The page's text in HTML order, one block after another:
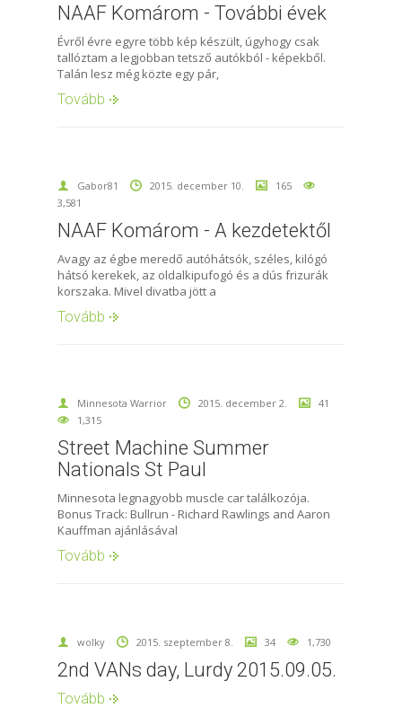
NAAF Komárom - További évek
Évről évre egyre több kép készült, úgyhogy csak
tallóztam a legjobban tetsző autókból - képekből.
Talán lesz még közte egy pár,
Tovább
Gabor81 2015. december 10.
165
3,581
NAAF Komárom - A kezdetektől
Avagy az égbe meredő autóhátsók, széles, kilógó
hátsó kerekek, az oldalkipufogó és a dús frizurák
korszaka. Mivel divatba jött a
Tovább
Minnesota Warrior 2015. december 2.
41
1,315
Street Machine Summer
Nationals St Paul
Minnesota legnagyobb muscle car találkozója.
Bonus Track: Bullrun - Richard Rawlings and Aaron
Kauffman ajánlásával
Tovább
wolky 2015. szeptember 8. 34 1,730
2nd VANs day, Lurdy 2015.09.05.
Tovább